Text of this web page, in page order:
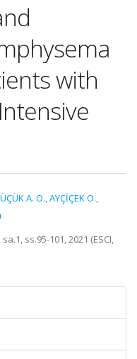
with
A. O.,AYÇİÇEK O.,
ss.95-101, 2021 (ESCI,